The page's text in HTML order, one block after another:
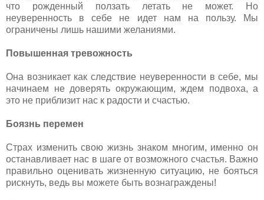
что рожденный ползать летать не может. Но
неуверенность в себе не идет нам на пользу. Мы
ограничены лишь нашими желаниями.
Повышенная тревожность
Она возникает как следствие неуверенности в себе, мы
начинаем не доверять окружающим, ждем подвоха, а
это не приблизит нас к радости и счастью.
Боязнь перемен
Страх изменить свою жизнь знаком многим, именно он
останавливает нас в шаге от возможного счастья. Важно
правильно оценивать жизненную ситуацию, не бояться
рискнуть, ведь вы можете быть вознаграждены!